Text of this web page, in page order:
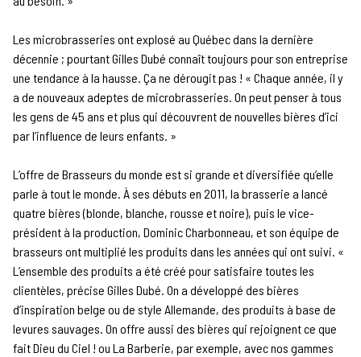
Les microbrasseries ont explosé au Québec dans la dernière
décennie ; pourtant Gilles Dubé connaît toujours pour son entreprise
une tendance à la hausse. Ça ne dérougit pas ! « Chaque année, il y
a de nouveaux adeptes de microbrasseries. On peut penser à tous
les gens de 45 ans et plus qui découvrent de nouvelles bières d’ici
par l’influence de leurs enfants. »
L’offre de Brasseurs du monde est si grande et diversifiée qu’elle
parle à tout le monde. À ses débuts en 2011, la brasserie a lancé
quatre bières (blonde, blanche, rousse et noire), puis le vice-
président à la production, Dominic Charbonneau, et son équipe de
brasseurs ont multiplié les produits dans les années qui ont suivi. «
L’ensemble des produits a été créé pour satisfaire toutes les
clientèles, précise Gilles Dubé. On a développé des bières
d’inspiration belge ou de style Allemande, des produits à base de
levures sauvages. On offre aussi des bières qui rejoignent ce que
fait Dieu du Ciel ! ou La Barberie, par exemple, avec nos gammes